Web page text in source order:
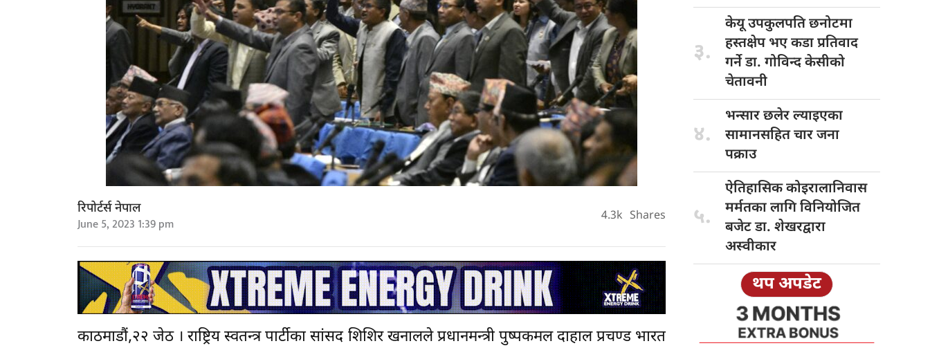
रिपोर्टर्स नेपाल
June 5, 2023 1:39 pm 4.3k Shares
काठमाडौं,२२ जेठ । राष्ट्रिय स्वतन्त्र पार्टीका सांसद शिशिर खनालले प्रधानमन्त्री पुष्पकमल दाहाल प्रचण्ड भारत
३.
केयू उपकुलपतिछनोटमा
हस्तक्षेप भए कडा प्रतिवाद
गर्ने डा. गोविन्द केसीको
चेतावनी
४.
भन्सार छलेरल्याइएका
सामानसहित चार जना
पक्राउ
५.
ऐतिहासिक कोइरालानिवास
मर्मतका लागि विनियोजित
बजेट डा. शेखरद्वारा
अस्वीकार
थप अपडेट